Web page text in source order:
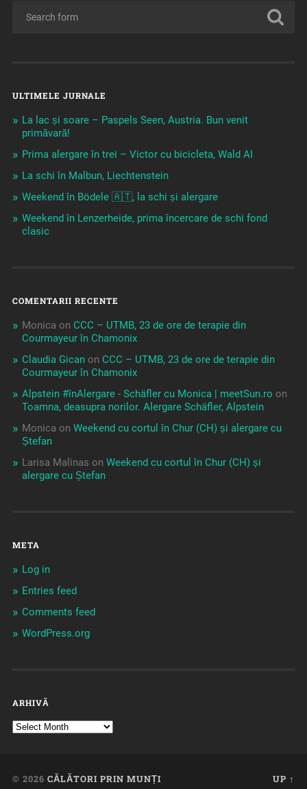
ULTIMELE JURNALE
La lac și soare – Paspels Seen, Austria. Bun venit
primăvară!
Prima alergare în trei – Victor cu bicicleta, Wald AI
La schi în Malbun, Liechtenstein
Weekend în Bödele 🇦🇹, la schi și alergare
Weekend în Lenzerheide, prima încercare de schi fond
clasic
COMENTARII RECENTE
Monica on CCC – UTMB, 23 de ore de terapie din
Courmayeur în Chamonix
Claudia Gicanon CCC – UTMB, 23 de ore de terapie din
Courmayeur în Chamonix
Alpstein #înAlergare - Schäfler cu Monica | meetSun.ro on
Toamna, deasupra norilor. Alergare Schäfler, Alpstein
Monica on Weekend cu cortul în Chur (CH) și alergare cu
Ștefan
Larisa Malinas on Weekend cu cortul în Chur (CH) și
alergare cu Ștefan
META
Log in
Entries feed
Comments feed
WordPress.org
ARHIVĂ
© 2026 CĂLĂTORI PRIN MUNȚI UP ↑